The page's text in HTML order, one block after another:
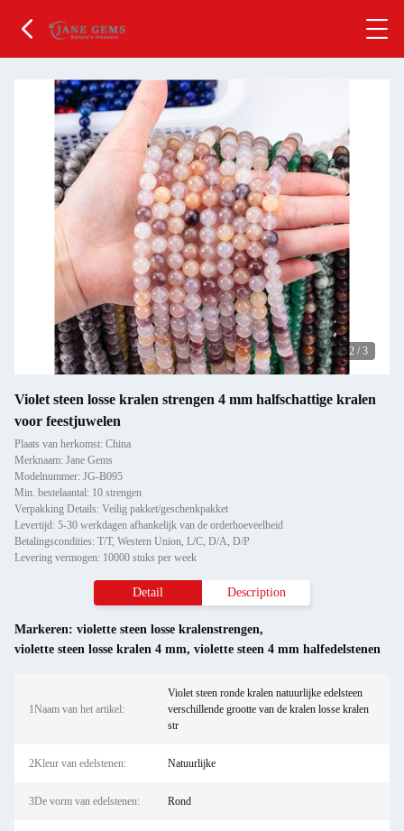
2 / 3
Violet steen losse kralen strengen 4 mm halfschattige kralen
voor feestjuwelen
Plaats van herkomst: China
Merknaam: Jane Gems
Modelnummer: JG-B095
Min. bestelaantal: 10 strengen
Verpakking Details: Veilig pakket/geschenkpakket
Levertijd: 5-30 werkdagen afhankelijk van de orderhoeveelheid
Betalingscondities: T/T, Western Union, L/C, D/A, D/P
Levering vermogen: 10000 stuks per week
Detail Description
Markeren: violette steen losse kralenstrengen,
violette steen losse kralen 4 mm, violette steen 4 mm halfedelstenen
1Naam van het artikel:
Violet steen ronde kralen natuurlijke edelsteen
verschillende grootte van de kralen losse kralen
str
2Kleur van edelstenen: Natuurlijke
3De vorm van edelstenen: Rond